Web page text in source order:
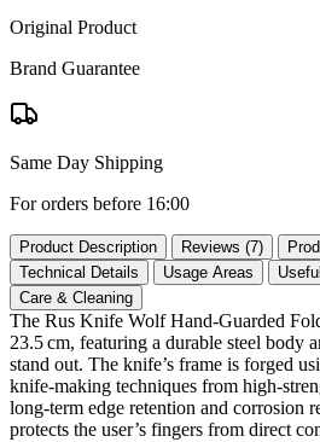
Original Product
Brand Guarantee
Same Day Shipping
For orders before 16:00
Product Description Reviews (7)
Technical Details
Usage Areas
Care & Cleaning
The Rus Knife Wolf Hand‑Guarded
23.5 cm, featuring a durable steel body
stand out. The knife’s frame is forged
knife‑making techniques from
long‑term edge retention and corrosion
protects the user’s fingers from direct